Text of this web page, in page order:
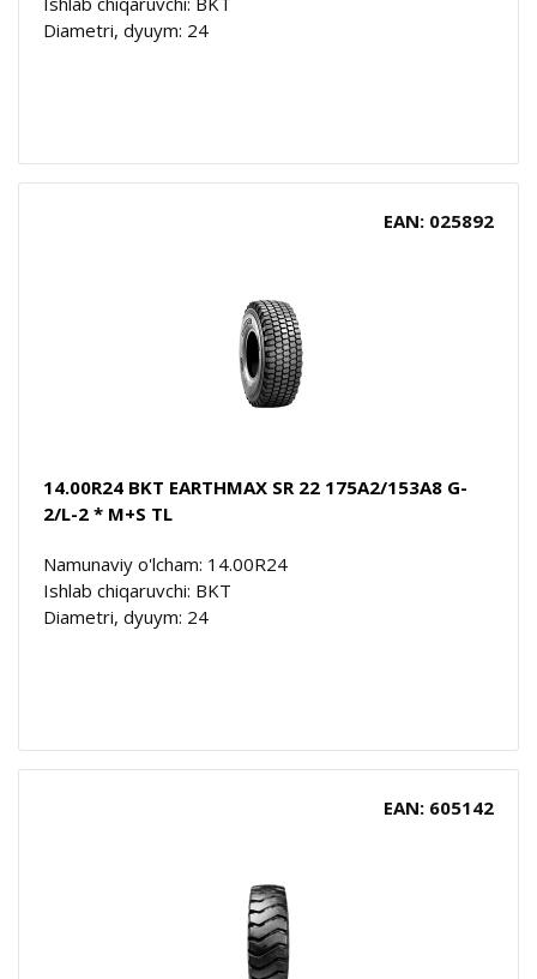
Diametri, dyuym: 24
EAN: 025892
14.00R24 BKT EARTHMAX SR 22 175A2/153A8 G-
2/L-2 * M+S TL
Namunaviy o'lcham: 14.00R24
Ishlab chiqaruvchi: BKT
Diametri, dyuym: 24
EAN: 605142